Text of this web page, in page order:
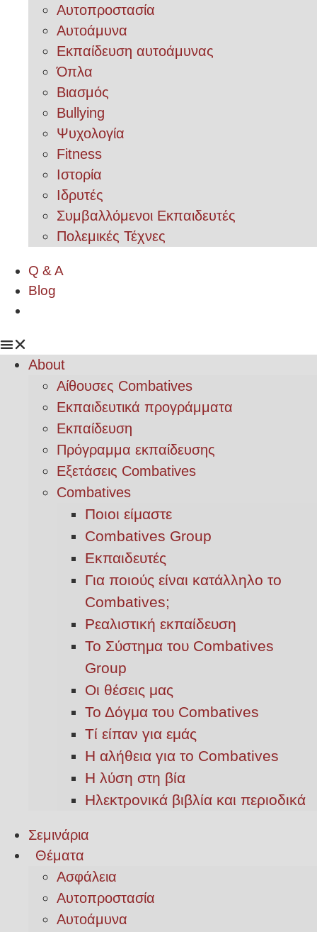
Αυτοπροστασία
Αυτοάμυνα
Εκπαίδευση αυτοάμυνας
Όπλα
Βιασμός
Bullying
Ψυχολογία
Fitness
Ιστορία
Ιδρυτές
Συμβαλλόμενοι Εκπαιδευτές
Πολεμικές Τέχνες
Q & A
Blog
About
Αίθουσες Combatives
Εκπαιδευτικά προγράμματα
Εκπαίδευση
Πρόγραμμα εκπαίδευσης
Εξετάσεις Combatives
Combatives
Ποιοι είμαστε
Combatives Group
Εκπαιδευτές
Για ποιούς είναι κατάλληλο το
Combatives;
Ρεαλιστική εκπαίδευση
Το Σύστημα του Combatives
Group
Οι θέσεις μας
Το Δόγμα του Combatives
Τί είπαν για εμάς
Η αλήθεια για το Combatives
Η λύση στη βία
Ηλεκτρονικά βιβλία και περιοδικά
Σεμινάρια
Θέματα
Ασφάλεια
Αυτοπροστασία
Αυτοάμυνα